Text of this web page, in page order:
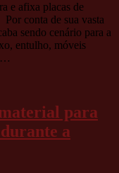
e afixa placas de
conta de sua vasta
sendo cenário para a
entulho, móveis
…
para
a